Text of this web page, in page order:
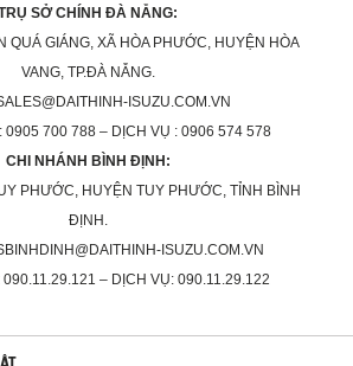
SỞ CHÍNH ĐÀ NẴNG:
QUÁ GIÁNG, XÃ HÒA PHƯỚC, HUYỆN HÒA
VANG, TP.ĐÀ NẴNG.
ISUZU.COM.VN
0905 700 788 – DỊCH VỤ : 0906 574 578
CHI NHÁNH BÌNH ĐỊNH:
PHƯỚC, HUYỆN TUY PHƯỚC, TỈNH BÌNH
ĐỊNH.
ISUZU.COM.VN
090.11.29.121 – DỊCH VỤ: 090.11.29.122